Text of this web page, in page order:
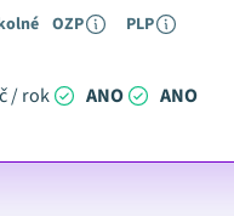
OZP PLP
/ rok ANO ANO